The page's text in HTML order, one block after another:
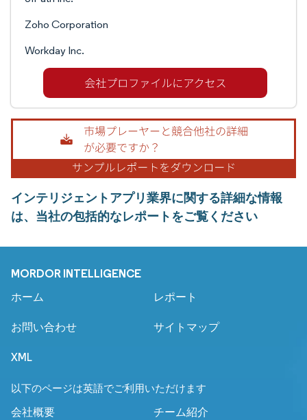
Zoho Corporation
Workday Inc.
インテリジェントアプリ業界に関する詳細な情報
は、当社の包括的なレポートをご覧ください
MORDOR INTELLIGENCE
ホーム レポート
お問い合わせ サイトマップ
XML
以下のページは英語でご利用いただけます
会社概要 チーム紹介